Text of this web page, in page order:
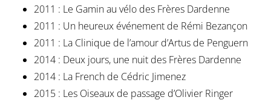
2011 : Le Gamin au vélo des Frères Dardenne
2011 : Un heureux événement de Rémi Bezançon
2011 : La Clinique de l’amour d’Artus de Penguern
2014 : Deux jours, une nuit des Frères Dardenne
2014 : La French de Cédric Jimenez
2015 : Les Oiseaux de passage d’Olivier Ringer